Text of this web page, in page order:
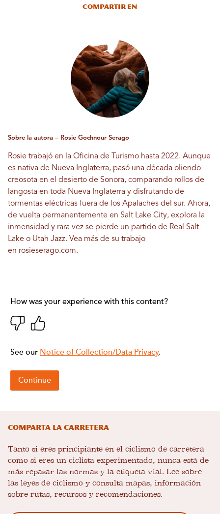
Compartir en
Sobre la autora – Rosie Gochnour Serago
Rosie trabajó en la Oficina de Turismo hasta 2022. Aunque
es nativa de Nueva Inglaterra, pasó una década oliendo
creosota en el desierto de Sonora, comparando rollos de
langosta en toda Nueva Inglaterra y disfrutando de
tormentas eléctricas fuera de los Apalaches del sur. Ahora,
de vuelta permanentemente en Salt Lake City, explora la
inmensidad y rara vez se pierde un partido de Real Salt
Lake o Utah Jazz. Vea más de su trabajo
en rosieserago.com.
Comparta la carretera
Tanto si eres principiante en el ciclismo de carretera
como si eres un ciclista experimentado, nunca está de
más repasar las normas y la etiqueta vial. Lee sobre
las leyes de ciclismo y consulta mapas, información
sobre rutas, recursos y recomendaciones.